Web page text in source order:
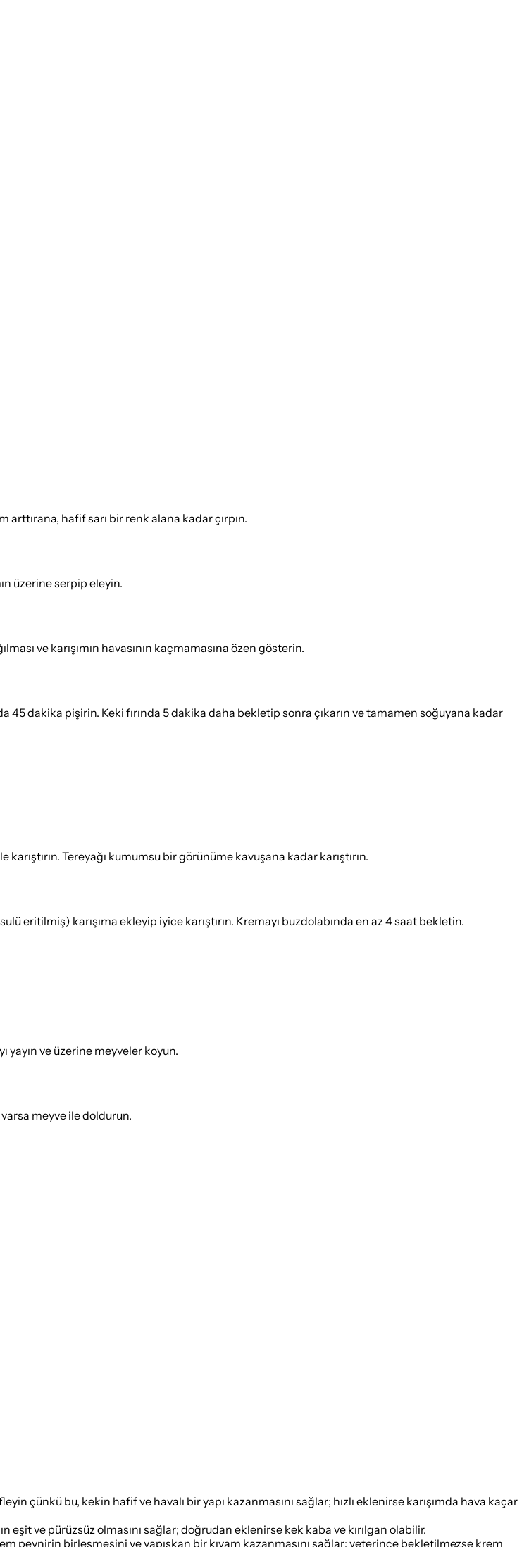
hafif sarı bir renk alana kadar çırpın.
üzerine serpip eleyin.
ve karışımın havasının kaçmamasına özen gösterin.
45 dakika pişirin. Keki fırında 5 dakika daha bekletip sonra çıkarın ve tamamen soğuyana kadar
Tereyağı kumumsu bir görünüme kavuşana kadar karıştırın.
eritilmiş) karışıma ekleyip iyice karıştırın. Kremayı buzdolabında en az 4 saat bekletin.
yayın ve üzerine meyveler koyun.
meyve ile doldurun.
çünkü bu, kekin hafif ve havalı bir yapı kazanmasını sağlar; hızlı eklenirse karışımda hava kaçar
eşit ve pürüzsüz olmasını sağlar; doğrudan eklenirse kek kaba ve kırılgan olabilir.
peynirin birleşmesini ve yapışkan bir kıvam kazanmasını sağlar; yeterince bekletilmezse krem